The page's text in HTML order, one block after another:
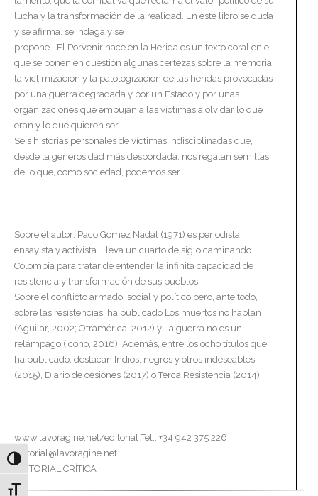
Alternar alto contraste
Alternar tamaño de letra
lucha y la transformación de la realidad. En este libro se duda
y se afirma, se indaga y se
propone… El Porvenir nace en la Herida es un texto coral en el
que se ponen en cuestión algunas certezas sobre la memoria,
la victimización y la patologización de las heridas provocadas
por una guerra degradada y por un Estado y por unas
organizaciones que empujan a las víctimas a olvidar lo que
eran y lo que quieren ser.
Seis historias personales de víctimas indisciplinadas que,
desde la generosidad más desbordada, nos regalan semillas
de lo que, como sociedad, podemos ser.
Sobre el autor: Paco Gómez Nadal (1971) es periodista,
ensayista y activista. Lleva un cuarto de siglo caminando
Colombia para tratar de entender la infinita capacidad de
resistencia y transformación de sus pueblos.
Sobre el conflicto armado, social y político pero, ante todo,
sobre las resistencias, ha publicado Los muertos no hablan
(Aguilar, 2002; Otramérica, 2012) y La guerra no es un
relámpago (Icono, 2016). Además, entre los ocho títulos que
ha publicado, destacan Indios, negros y otros indeseables
(2015), Diario de cesiones (2017) o Terca Resistencia (2014).
www.lavoragine.net/editorial Tel.: +34 942 375 226
editorial@lavoragine.net
EDITORIAL CRÍTICA